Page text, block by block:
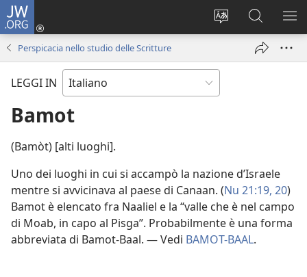
JW.ORG
Modificare
Accedi
(apre
finestra)
Cerca
in
JW.ORG
Perspicacia nello studio delle Scritture
LEGGI IN
Bamot
(Bamòt) [alti luoghi].
Uno dei luoghi in cui si accampò la nazione d’Israele
mentre si avvicinava al paese di Canaan. (Nu 21:19, 20)
Bamot è elencato fra Naaliel e la “valle che è nel campo
di Moab, in capo al Pisga”. Probabilmente è una forma
abbreviata di Bamot-Baal. — Vedi BAMOT-BAAL.